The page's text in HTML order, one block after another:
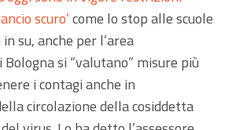
scuro’come lo stop alle scuole
su, anche per l’area
si “valutano” misure più
i contagi anche in
circolazione della cosiddetta